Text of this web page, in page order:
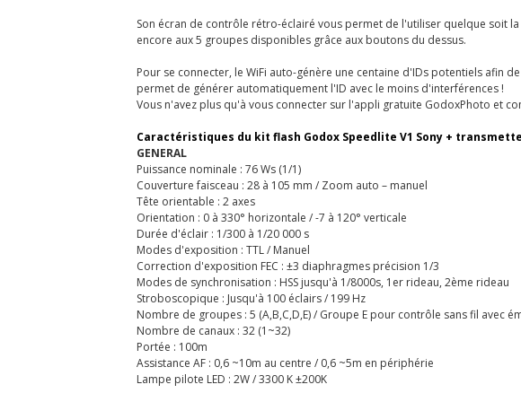
Son écran de contrôle rétro-éclairé vous permet de l'utiliser quelque soit
encore aux 5 groupes disponibles grâce aux boutons du dessus.
Pour se connecter, le WiFi auto-génère une centaine d'IDs potentiels afin
permet de générer automatiquement l'ID avec le moins d'interférences !
Vous n'avez plus qu'à vous connecter sur l'appli gratuite GodoxPhoto et
Caractéristiques du kit flash Godox Speedlite V1 Sony +
GENERAL
Puissance nominale : 76 Ws (1/1)
Couverture faisceau : 28 à 105 mm / Zoom auto – manuel
Tête orientable : 2 axes
Orientation : 0 à 330° horizontale / -7 à 120° verticale
Durée d'éclair : 1/300 à 1/20 000 s
Modes d'exposition : TTL / Manuel
Correction d'exposition FEC : ±3 diaphragmes précision 1/3
Modes de synchronisation : HSS jusqu'à 1/8000s, 1er rideau, 2ème rideau
Stroboscopique : Jusqu'à 100 éclairs / 199 Hz
Nombre de groupes : 5 (A,B,C,D,E) / Groupe E pour contrôle sans fil avec
Nombre de canaux : 32 (1~32)
Portée : 100m
Assistance AF : 0,6 ~10m au centre / 0,6 ~5m en périphérie
Lampe pilote LED : 2W / 3300 K ±200K